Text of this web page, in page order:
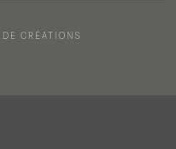
DE CRÉATIONS